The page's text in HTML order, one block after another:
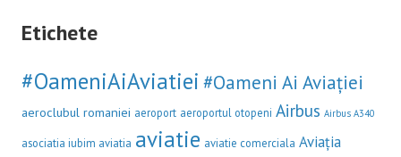
Etichete
#OameniAiAviatiei #Oameni Ai Aviației
aeroclubul romaniei aeroport aeroportul otopeni Airbus Airbus A340
asociatia iubim aviatia aviatie aviatie comerciala Aviația